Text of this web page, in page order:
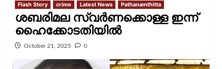
Flash Story crime Latest News Pathanamthitta
ശബരിമല സ്വര്‍ണക്കൊള്ള ഇന്ന്
ഹൈക്കോടതിയില്‍
October 21, 2025 0